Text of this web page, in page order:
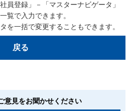
員登録」－「マスターナビゲータ」
覧で入力できます。
を一括で変更することもできます。
戻る
意見をお聞かせください